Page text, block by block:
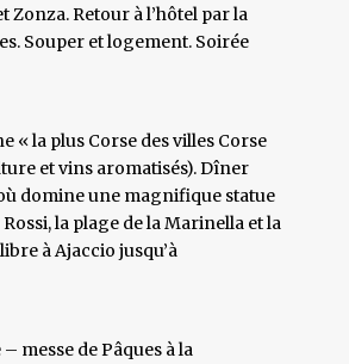
Zonza. Retour à l’hôtel par la
Souper et logement. Soirée
« la plus Corse des villes Corse
et vins aromatisés). Dîner
domine une magnifique statue
la plage de la Marinella et la
à Ajaccio jusqu’à
messe de Pâques à la